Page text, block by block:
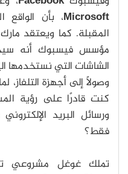
Microsoft، بأن
المقبلة. كما ويعتقد
مؤسس فيسبوك أنه
الشاشات التي نستخدمها
وصولاً إلى أجهزة التلفاز،
كنت قادرًا على رؤية
ورسائل البريد
فقط؟
تملك غوغل مشروعي